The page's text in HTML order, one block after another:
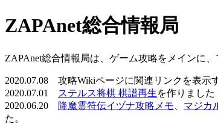
ZAPAnet総合情報局
ZAPAnet総合情報局は、ゲーム攻略をメインに
2020.07.08 攻略Wikiページに関連リンクを表示
2020.07.01
ステルス将棋 棋譜再生を作りました
2020.06.20
降魔霊符伝イヅナ攻略メモ マジカ
た。